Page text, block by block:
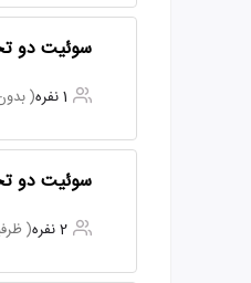
سوئیت دو
1 نفره (
سوئیت‌ دو
2 نفره ( ظرفیت 1 نفر